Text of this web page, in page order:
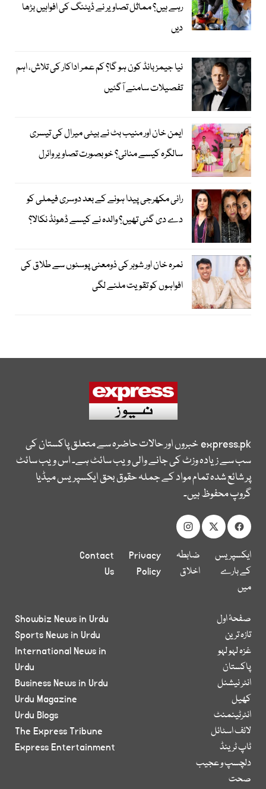
رہے ہیں؟ مماثل تصاویر نے ڈیٹنگ کی افواہیں بڑھا
دیں
نیا جیمز بانڈ کون ہو گا؟ کم عمر اداکار کی تلاش، اہم
تفصیلات سامنے آگئیں
ایمن خان اور منیب بٹ نے بیٹی میرال کی تیسری
سالگرہ کیسے منائی؟ خوبصورت تصاویر وائرل
رانی مکھرجی پیدا ہونے کے بعد دوسری فیملی کو
دے دی گئی تھیں؟ والدہ نے کیسے ڈھونڈ نکالا؟
نمرہ خان اور شوہر کی ذومعنی پوسٹوں سے طلاق کی
افواہوں کو تقویت ملنے لگی
express.pkخبروں اور حالات حاضرہ سے متعلق پاکستان کی
سب سے زیادہ وزٹ کی جانے والی ویب سائٹ ہے۔ اس ویب سائٹ
پر شائع شدہ تمام مواد کے جملہ حقوق بحق ایکسپریس میڈیا
گروپ محفوظ ہیں۔
ایکسپریس
کے بارے
میں
ضابطہ
اخلاق
Privacy
Policy
Contact
Us
صفحۂ اول
تازہ ترین
غزہ لہو لہو
پاکستان
انٹر نیشنل
کھیل
انٹرٹینمنٹ
لائف اسٹائل
ٹاپ ٹرینڈ
دلچسپ و عجیب
صحت
Showbiz News in Urdu
Sports News in Urdu
International News in
Urdu
Business News in Urdu
Urdu Magazine
Urdu Blogs
The Express Tribune
Express Entertainment